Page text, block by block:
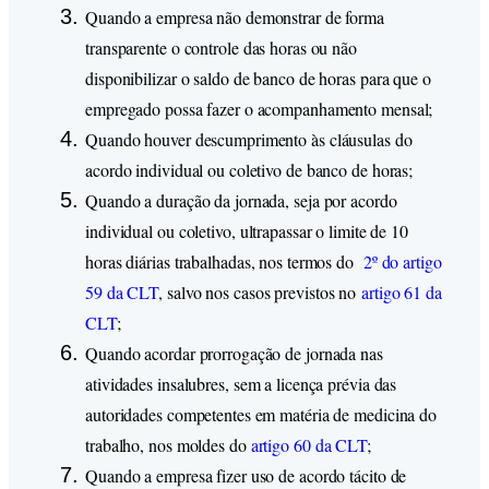
Quando a empresa não demonstrar de forma
transparente o controle das horas ou não
disponibilizar o saldo de banco de horas para que o
empregado possa fazer o acompanhamento mensal;
Quando houver descumprimento às cláusulas do
acordo individual ou coletivo de banco de horas;
Quando a duração da jornada, seja por acordo
individual ou coletivo, ultrapassar o limite de 10
horas diárias trabalhadas, nos termos do 2º do artigo
59 da CLT, salvo nos casos previstos noartigo 61 da
CLT;
Quando acordar prorrogação de jornada nas
atividades insalubres, sem a licença prévia das
autoridades competentes em matéria de medicina do
trabalho, nos moldes doartigo 60 da CLT;
Quando a empresa fizer uso de acordo tácito de